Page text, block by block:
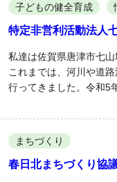
子どもの健全育成
特定非営利活動法人
私達は佐賀県唐津市七
これまでは、河川や道
行ってきました。令和5
まちづくり
春日北まちづくり協